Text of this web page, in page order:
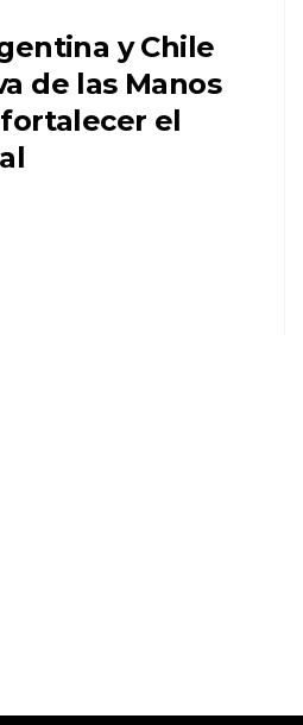
y Chile
de las Manos
el